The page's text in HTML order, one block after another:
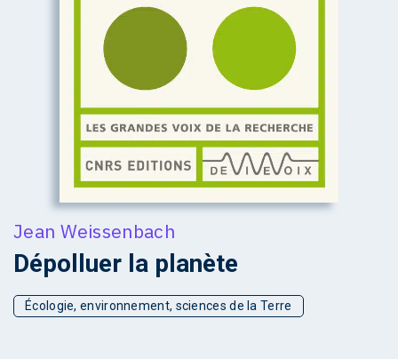
Jean Weissenbach
Dépolluer la planète
Écologie, environnement, sciences de la Terre